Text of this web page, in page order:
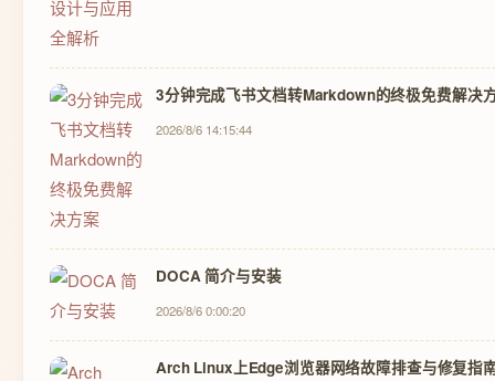
3分钟完成飞书文档转Markdown的终极免费解决
2026/8/6 14:15:44
DOCA 简介与安装
2026/8/6 0:00:20
Arch Linux上Edge浏览器网络故障排查与修复指